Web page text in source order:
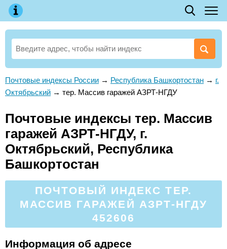
Почтовые индексы России → Республика Башкортостан → г.
Октябрьский → тер. Массив гаражей АЗРТ-НГДУ
Почтовые индексы тер. Массив
гаражей АЗРТ-НГДУ, г.
Октябрьский, Республика
Башкортостан
ПОЧТОВЫЙ ИНДЕКС ТЕР.
МАССИВ ГАРАЖЕЙ АЗРТ-НГДУ
452606
Информация об адресе